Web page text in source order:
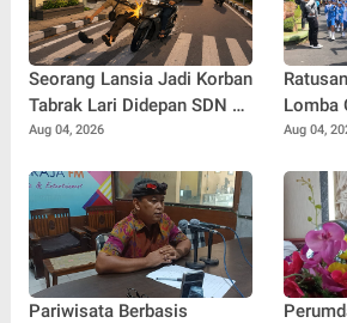
Seorang Lansia Jadi Korban
Tabrak Lari Didepan SDN 1
Banyuasri, Polisi Buru
Aug 04, 2026
Lomba
Aug 04,
Pariwisata Berbasis